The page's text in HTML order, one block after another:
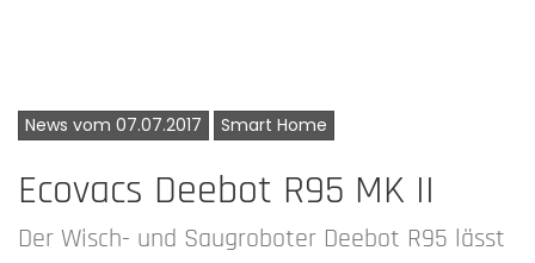
News vom 07.07.2017 Smart Home
Ecovacs Deebot R95 MK II
Der Wisch- und Saugroboter Deebot R95 lässt